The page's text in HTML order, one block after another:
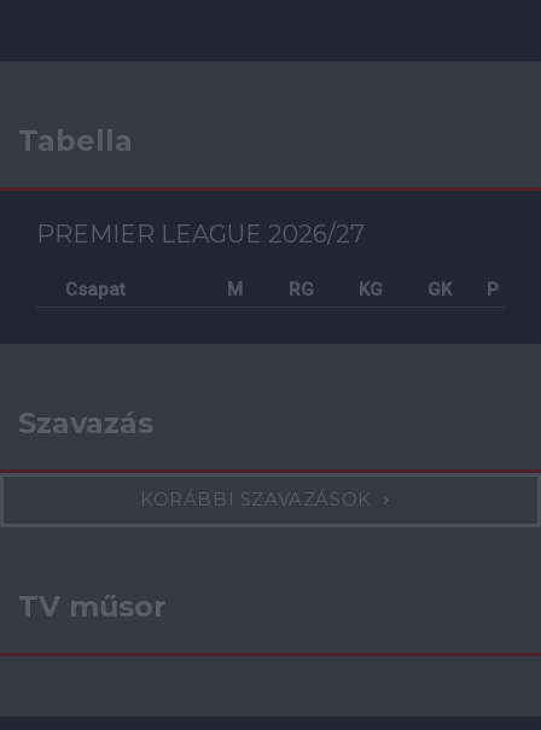
Tabella
PREMIER LEAGUE 2026/27
Csapat M RG KG GK P
Szavazás
KORÁBBI SZAVAZÁSOK
TV műsor